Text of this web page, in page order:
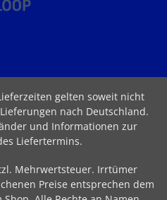
gelten soweit nicht
nach Deutschland.
und Informationen zur
Liefertermins.
Mehrwertsteuer. Irrtümer
Preise entsprechen dem